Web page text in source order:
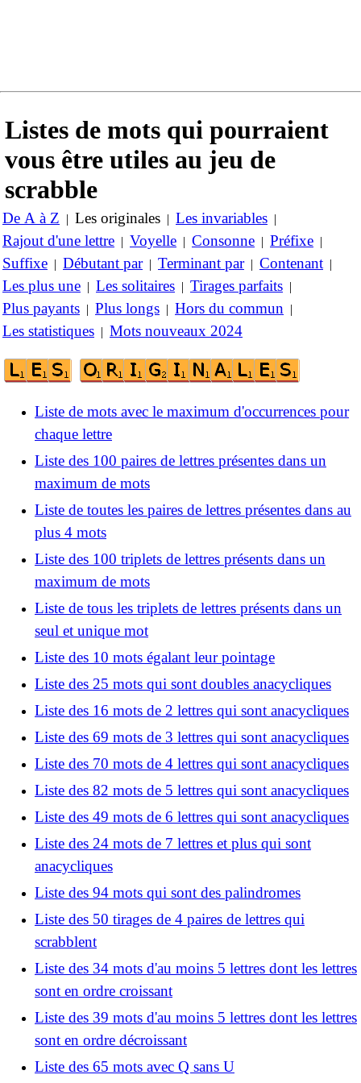
Listes de mots qui pourraient
vous être utiles au jeu de
scrabble
De A à Z | Les originales | Les invariables |
Rajout d'une lettre | Voyelle | Consonne | Préfixe |
Suffixe | Débutant par| Terminant par| Contenant |
Les plus une | Les solitaires | Tirages parfaits |
Plus payants | Plus longs | Hors du commun |
Les statistiques | Mots nouveaux 2024
Liste de mots avec le maximum d'occurrences pour
chaque lettre
Liste des 100 paires de lettres présentes dans un
maximum de mots
Liste de toutes les paires de lettres présentes dans au
plus 4 mots
Liste des 100 triplets de lettres présents dans un
maximum de mots
Liste de tous les triplets de lettres présents dans un
seul et unique mot
Liste des 10 mots égalant leur pointage
Liste des 25 mots qui sont doubles anacycliques
Liste des 16 mots de 2 lettres qui sont anacycliques
Liste des 69 mots de 3 lettres qui sont anacycliques
Liste des 70 mots de 4 lettres qui sont anacycliques
Liste des 82 mots de 5 lettres qui sont anacycliques
Liste des 49 mots de 6 lettres qui sont anacycliques
Liste des 24 mots de 7 lettres et plus qui sont
anacycliques
Liste des 94 mots qui sont des palindromes
Liste des 50 tirages de 4 paires de lettres qui
scrabblent
Liste des 34 mots d'au moins 5 lettres dont les lettres
sont en ordre croissant
Liste des 39 mots d'au moins 5 lettres dont les lettres
sont en ordre décroissant
Liste des 65 mots avec Q sans U